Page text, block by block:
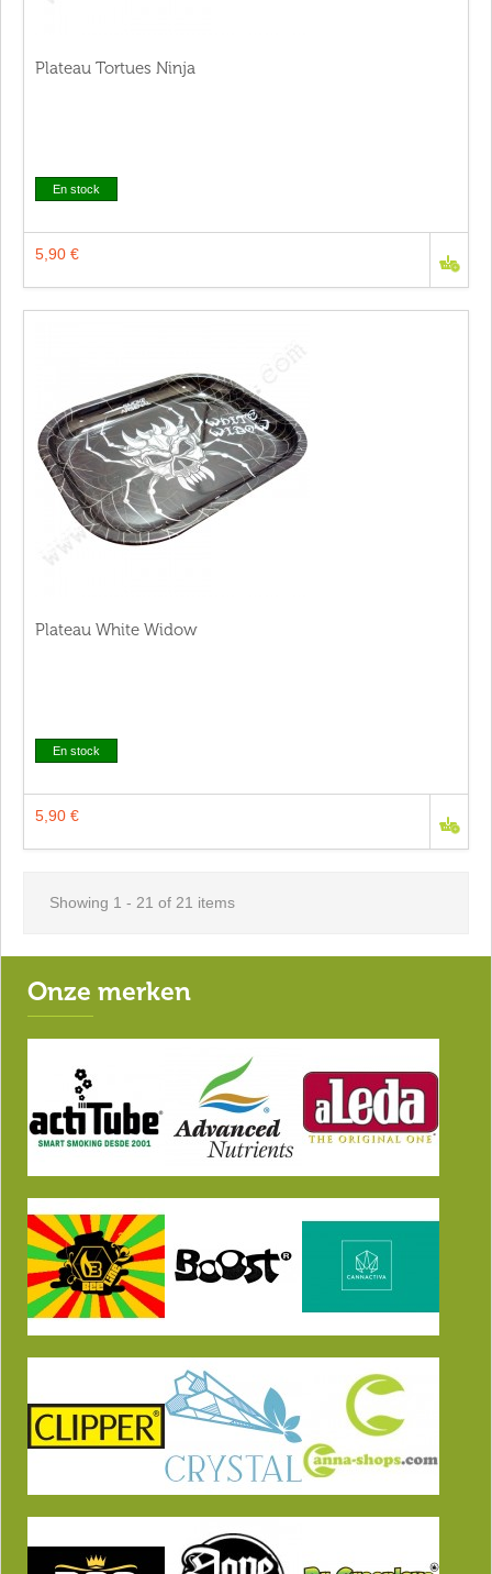
Plateau Tortues Ninja
En stock
5,90 €
Plateau White Widow
En stock
5,90 €
Showing 1 - 21 of 21 items
Onze merken